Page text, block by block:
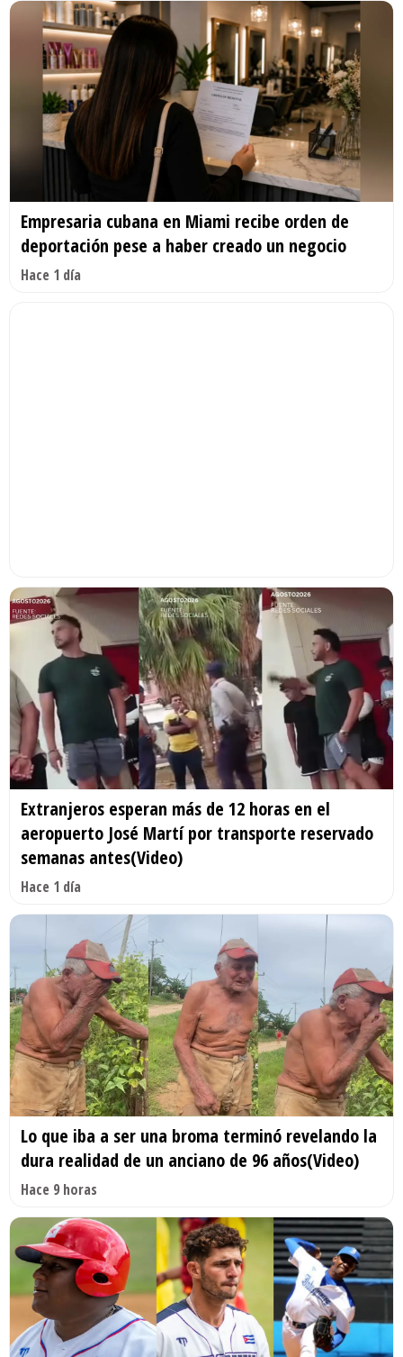
Empresaria cubana en Miami recibe orden de
deportación pese a haber creado un negocio
Hace 1 día
Extranjeros esperan más de 12 horas en el
aeropuerto José Martí por transporte reservado
semanas antes(Video)
Hace 1 día
Lo que iba a ser una broma terminó revelando la
dura realidad de un anciano de 96 años(Video)
Hace 9 horas